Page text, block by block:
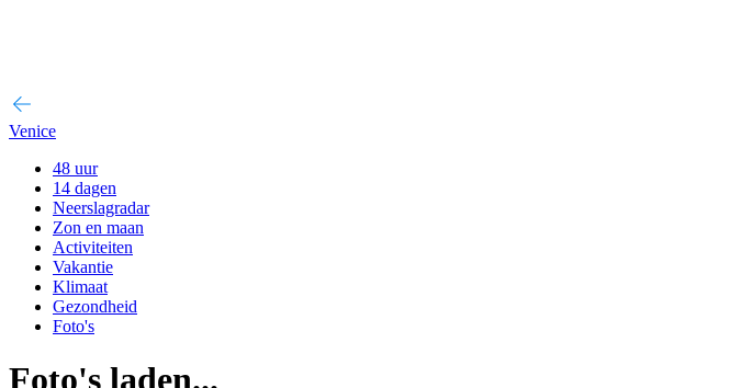
Venice
48 uur
14 dagen
Neerslagradar
Zon en maan
Activiteiten
Vakantie
Klimaat
Gezondheid
Foto's
Foto's laden...